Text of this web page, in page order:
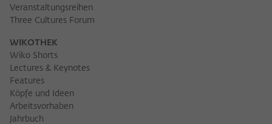
Veranstaltungsreihen
Three Cultures Forum
WIKOTHEK
Wiko Shorts
Lectures & Keynotes
Features
Köpfe und Ideen
Arbeitsvorhaben
Jahrbuch